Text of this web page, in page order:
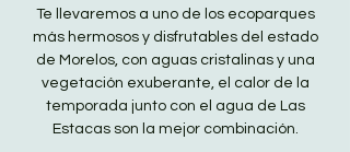
Te llevaremos a uno de los ecoparques
más hermosos y disfrutables del estado
de Morelos, con aguas cristalinas y una
vegetación exuberante, el calor de la
temporada junto con el agua de Las
Estacas son la mejor combinación.